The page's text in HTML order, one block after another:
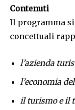
Contenuti
Il programma
concettuali
l’azienda
l’economia
il turismo e il